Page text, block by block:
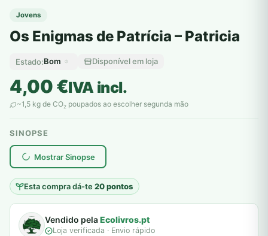
Jovens
Os Enigmas de Patrícia – Patricia
Estado:Bom Disponível em loja
4,00€IVA incl.
~1,5 kg de CO2 poupados ao escolher segunda mão
SINOPSE
Mostrar Sinopse
Esta compra dá-te20 pontos
plantar árvores reais
Vendido pelaEcolivros.pt
Loja verificada · Envio rápido